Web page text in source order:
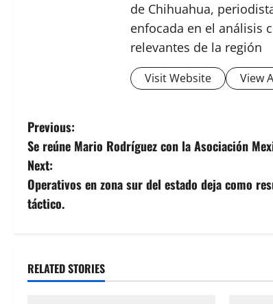
de Chihuahua,
enfocada en el análisis
relevantes de la región
Visit Website View
P
o
s
t
a
Previous:
Se reúne Mario Rodríguez con la Asociación
Next:
Operativos en zona sur del estado deja como
táctico.
RELATED STORIES